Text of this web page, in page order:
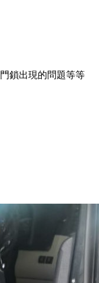
鎖出現的問題等等